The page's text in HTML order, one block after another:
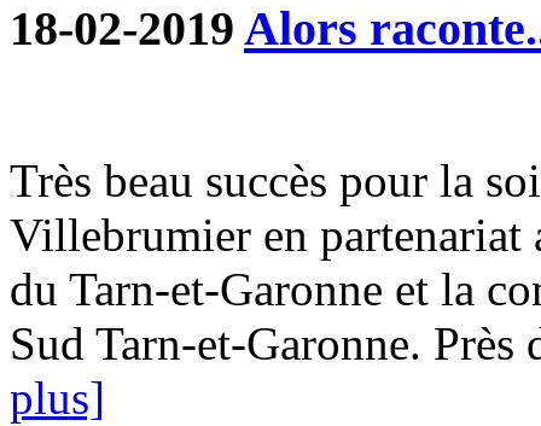
18-02-2019 Alors
Très beau succès pour la
Villebrumier en partenariat
du Tarn-et-Garonne et la
Sud Tarn-et-Garonne. Près
plus]